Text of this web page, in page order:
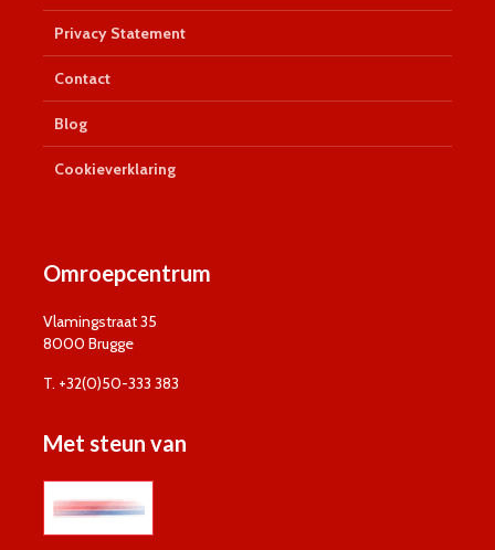
Privacy Statement
Contact
Blog
Cookieverklaring
Omroepcentrum
Vlamingstraat 35
8000 Brugge
T. +32(0)50-333 383
Met steun van